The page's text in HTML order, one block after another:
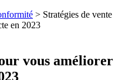
> Stratégies de vente
en 2023
vous améliorer